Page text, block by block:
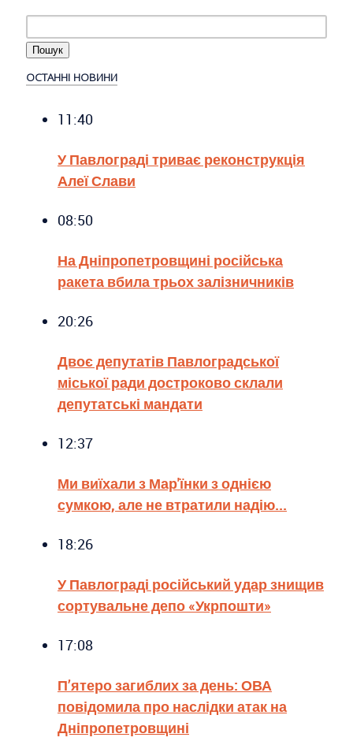
ОСТАННІ НОВИНИ
11:40
У Павлограді триває реконструкція
Алеї Слави
08:50
На Дніпропетровщині російська
ракета вбила трьох залізничників
20:26
Двоє депутатів Павлоградської
міської ради достроково склали
депутатські мандати
12:37
Ми виїхали з Мар'їнки з однією
сумкою, але не втратили надію...
18:26
У Павлограді російський удар знищив
сортувальне депо «Укрпошти»
17:08
П’ятеро загиблих за день: ОВА
повідомила про наслідки атак на
Дніпропетровщині